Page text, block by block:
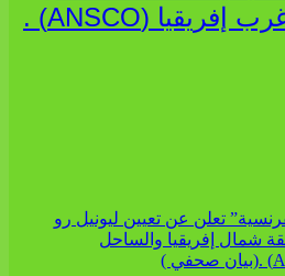
إفريقيا والساحل وغرب إفريقيا (ANSCO) .